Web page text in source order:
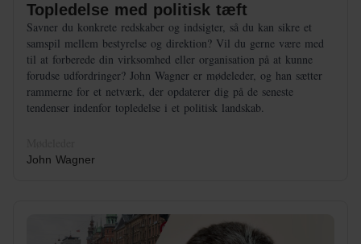
Topledelse med politisk tæft
Savner du konkrete redskaber og indsigter, så du kan sikre et
samspil mellem bestyrelse og direktion? Vil du gerne være med
til at forberede din virksomhed eller organisation på at kunne
forudse udfordringer? John Wagner er mødeleder, og han sætter
rammerne for et netværk, der opdaterer dig på de seneste
tendenser indenfor topledelse i et politisk landskab.
John Wagner